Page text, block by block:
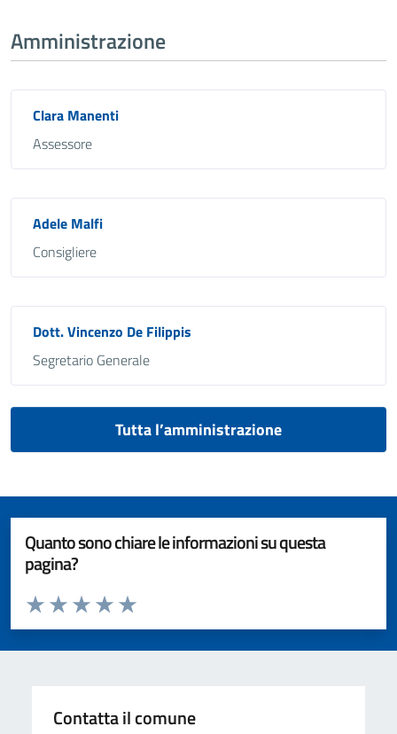
Amministrazione
Clara Manenti
Assessore
Adele Malfi
Consigliere
Dott. Vincenzo De Filippis
Segretario Generale
Tutta l’amministrazione
Quanto sono chiare le informazioni su questa
pagina?
Valuta da 1 a 5 stelle la pagina
Valuta 5 stelle su 5
Valuta 4 stelle su 5
Valuta 3 stelle su 5
Valuta 2 stelle su 5
Valuta 1 stelle su 5
Contatta il comune